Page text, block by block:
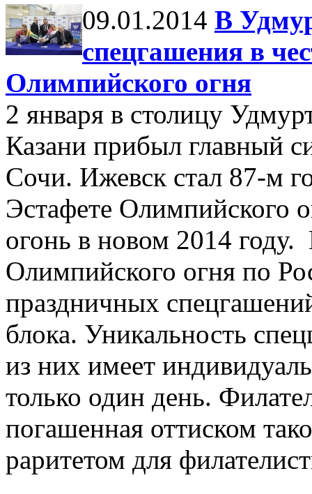
09.01.2014 В
спецгашения в
Олимпийского огня
2 января в столицу
Казани прибыл главный
Сочи. Ижевск стал 87-м
Эстафете Олимпийского
огонь в новом 2014
Олимпийского огня по
праздничных
блока. Уникальность
из них имеет
только один день.
погашенная оттиском
раритетом для